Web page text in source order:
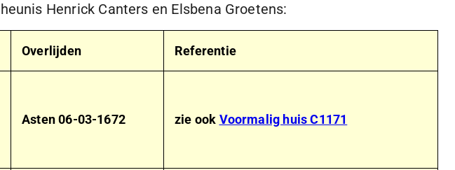
Henrick Canters en Elsbena Groetens:
Overlijden Referentie
Asten06-03-1672 zie ook Voormalig huis C1171